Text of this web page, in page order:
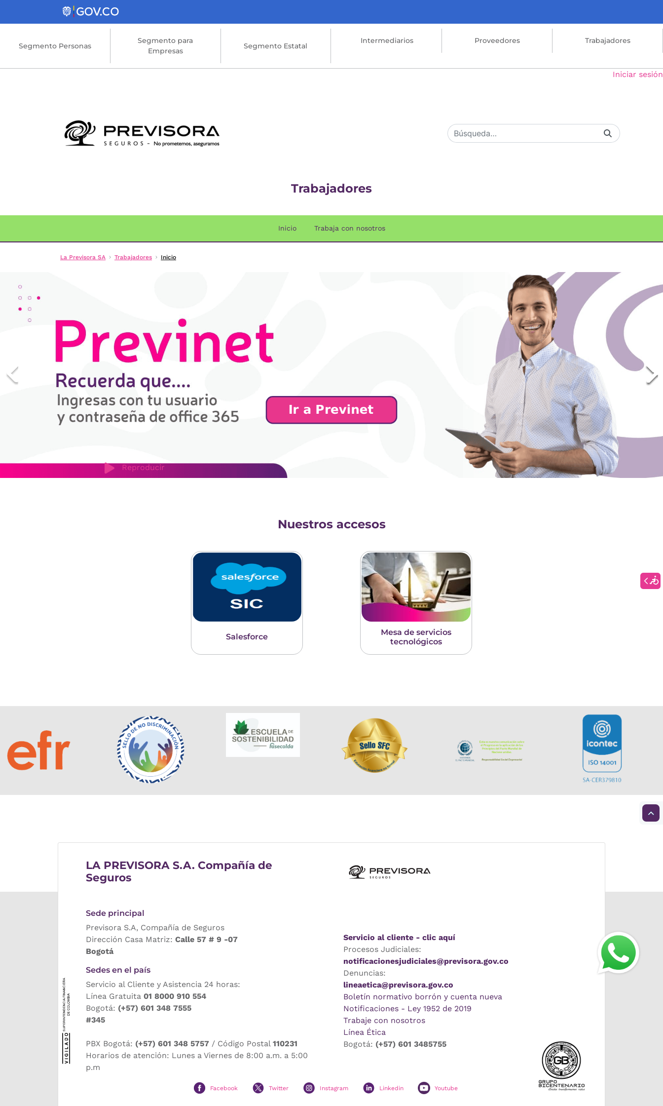
Saltar al contenido principal
Segmento Personas
Segmento para
Empresas
Segmento Estatal
Intermediarios Proveedores Trabajadores
Iniciar sesión
Trabajadores
Inicio Trabaja con nosotros
La Previsora SA Trabajadores Inicio
Reproducir
Nuestros accesos
Salesforce
Mesa de servicios
tecnológicos
LA PREVISORA S.A. Compañía de
Seguros
Sede principal
Previsora S.A, Compañía de Seguros
Dirección Casa Matriz: Calle 57 # 9 -07
Bogotá
Sedes en el país
Servicio al Cliente y Asistencia 24 horas:
Línea Gratuita 01 8000 910 554
Bogotá: (+57) 601 348 7555
#345
PBX Bogotá: (+57) 601 348 5757 / Código Postal 110231
Horarios de atención: Lunes a Viernes de 8:00 a.m. a 5:00
p.m
Servicio al cliente - clic aquí
Procesos Judiciales:
notificacionesjudiciales@previsora.gov.co
Denuncias:
lineaetica@previsora.gov.co
Boletín normativo borrón y cuenta nueva
Notificaciones - Ley 1952 de 2019
Trabaje con nosotros
Línea Ética
Bogotá: (+57) 601 3485755
Facebook Twitter Instagram Linkedin Youtube